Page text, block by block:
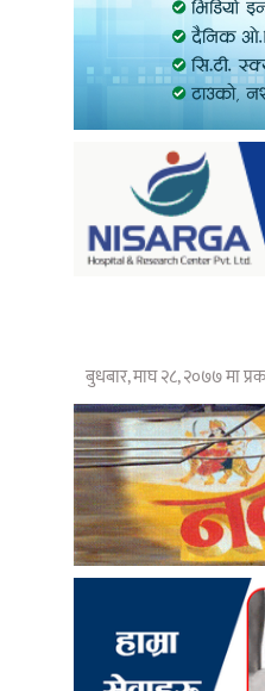
बुधबार, माघ २८, २०७७ मा